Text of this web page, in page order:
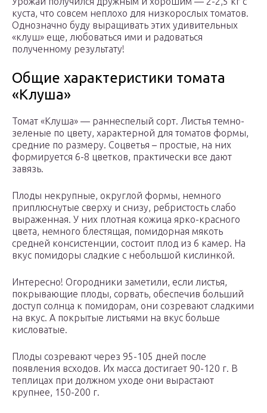
куста, что совсем неплохо для низкорослых томатов.
Однозначно буду выращивать этих удивительных
«клуш» еще, любоваться ими и радоваться
полученному результату!
Общие характеристики томата
«Клуша»
Томат «Клуша» — раннеспелый сорт. Листья темно-
зеленые по цвету, характерной для томатов формы,
средние по размеру. Соцветья – простые, на них
формируется 6-8 цветков, практически все дают
завязь.
Плоды некрупные, округлой формы, немного
приплюснутые сверху и снизу, ребристость слабо
выраженная. У них плотная кожица ярко-красного
цвета, немного блестящая, помидорная мякоть
средней консистенции, состоит плод из 6 камер. На
вкус помидоры сладкие с небольшой кислинкой.
Интересно! Огородники заметили, если листья,
покрывающие плоды, сорвать, обеспечив больший
доступ солнца к помидорам, они созревают сладкими
на вкус. А покрытые листьями на вкус больше
кисловатые.
Плоды созревают через 95-105 дней после
появления всходов. Их масса достигает 90-120 г. В
теплицах при должном уходе они вырастают
крупнее, 150-200 г.